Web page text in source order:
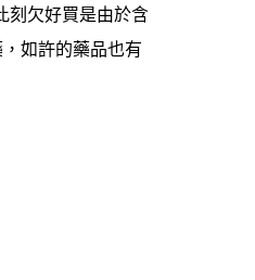
欠好買是由於含
如許的藥品也有